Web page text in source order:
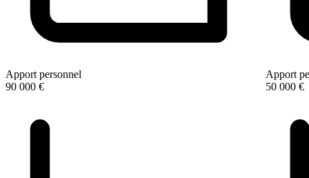
Apport personnel
90 000 €
Apport
50 000 €